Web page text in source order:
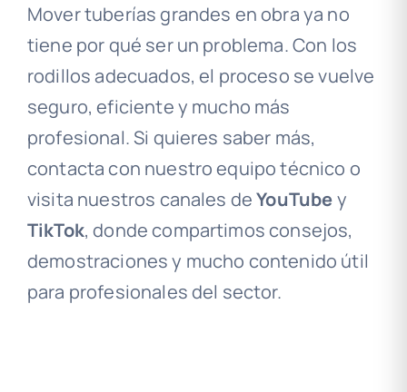
Mover tuberías grandes en obra ya no
tiene por qué ser un problema. Con los
rodillos adecuados, el proceso se vuelve
seguro, eficiente y mucho más
profesional. Si quieres saber más,
contacta con nuestro equipo técnico o
visita nuestros canales deYouTubey
TikTok, donde compartimos consejos,
demostraciones y mucho contenido útil
para profesionales del sector.